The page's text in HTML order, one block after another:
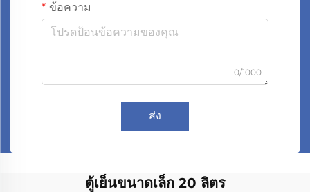
ข้อความ
0/1000
ส่ง
ตู้เย็นขนาดเล็ก 20 ลิตร